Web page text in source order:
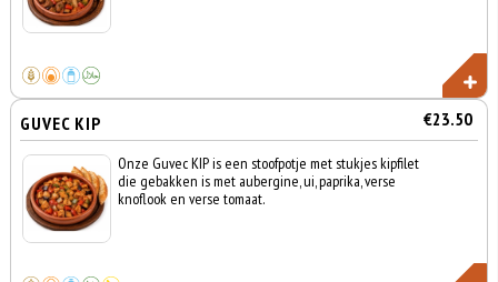
GUVEC KIP €23.50
Onze Guvec KIP is een stoofpotje met stukjes kipfilet
die gebakken is met aubergine, ui, paprika, verse
knoflook en verse tomaat.